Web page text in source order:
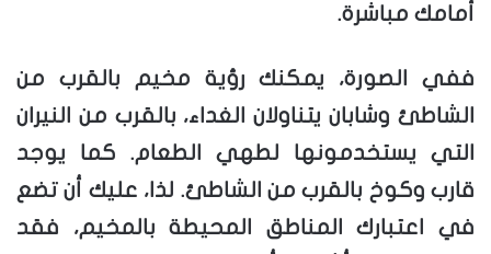
أمامك مباشرة.
ففي الصورة، يمكنك رؤية مخيم بالقرب من
الشاطئ وشابان يتناولان الغداء، بالقرب من النيران
التي يستخدمونها لطهي الطعام. كما يوجد
قارب وكوخ بالقرب من الشاطئ. لذا، عليك أن تضع
في اعتبارك المناطق المحيطة بالمخيم، فقد